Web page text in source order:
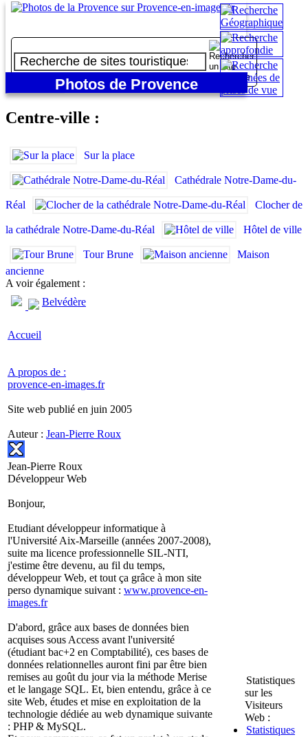
1 - Sur la place
Photos de Provence
Embrun
Centre-ville :
Sur la place
Cathédrale Notre-Dame-du-
Réal Clocher de
la cathédrale Notre-Dame-du-Réal Hôtel de ville
Tour Brune
Maison
ancienne
A voir également :
Belvédère
Accueil
A propos de :
provence-en-images.fr
Site web publié en juin 2005
Auteur : Jean-Pierre Roux
Jean-Pierre Roux
Développeur Web
Bonjour,
Etudiant développeur informatique à
l'Université Aix-Marseille (années 2007-2008),
suite ma licence professionnelle SIL-NTI,
j'estime être devenu, au fil du temps,
développeur Web, et tout ça grâce à mon site
perso dynamique suivant : www.provence-en-
images.fr
D'abord, grâce aux bases de données bien
acquises sous Access avant l'université
(étudiant bac+2 en Comptabilité), ces bases de
données relationnelles auront fini par être bien
remises au goût du jour via la méthode Merise
et le langage SQL. Et, bien entendu, grâce à ce
site Web, études et mise en exploitation de la
technologie dédiée au web dynamique suivante
: PHP & MySQL.
Statistiques
sur les
Visiteurs
Web :
Statistiques